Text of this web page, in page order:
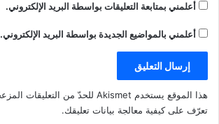
أعلمني بمتابعة التعليقات بواسطة البريد الإلكتروني.
أعلمني بالمواضيع الجديدة بواسطة البريد الإلكتروني.
هذا الموقع يستخدم Akismet للحدّ من التعليقات المزعجة والغير مرغوبة.
تعرّف على كيفية معالجة بيانات تعليقك.